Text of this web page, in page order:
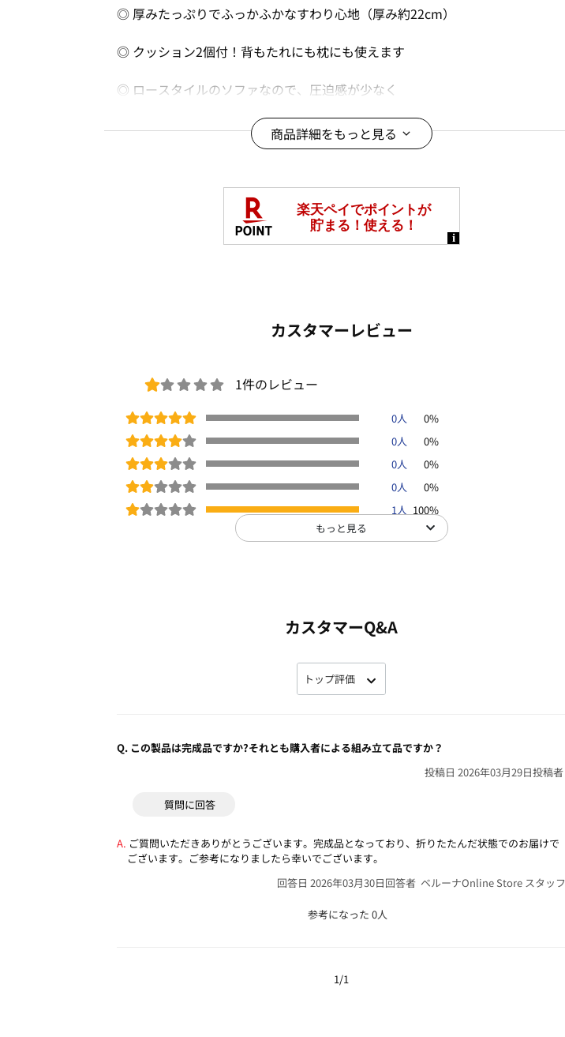
◎ 厚みたっぷりでふっかふかなすわり心地（厚み約22cm）
◎ クッション2個付！背もたれにも枕にも使えます
◎ ロースタイルのソファなので、圧迫感が少なく
※画像はご覧のモニターやパソコン等により実際と多少色合いが異なって見え
個別配送(別途配送料有)
設置サービス 3way 夏号
商品番号： OFEV-99923
商品詳細をもっと見る
カスタマーレビュー
1件のレビュー
0人
0%
0人
0%
0人
0%
0人
0%
1人 100%
もっと見る
カスタマーQ&A
Q. この製品は完成品ですか?それとも購入者による組み立て品ですか？
投稿者
投稿日 2026年03月29日
ご質問いただきありがとうございます。完成品となっており、折りたたんだ状態でのお届けで
ございます。ご参考になりましたら幸いでございます。
回答者 ベルーナOnline Store スタッフ
回答日 2026年03月30日
参考になった 0人
質問に回答
1/1